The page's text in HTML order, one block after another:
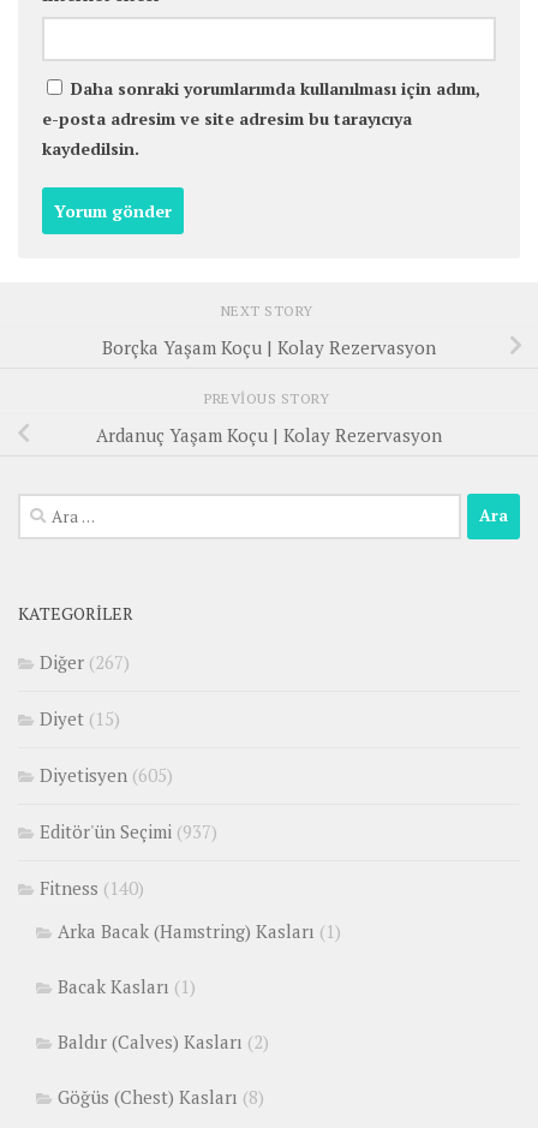
Daha sonraki yorumlarımda kullanılması için adım,
e-posta adresim ve site adresim bu tarayıcıya
kaydedilsin.
NEXT STORY
Borçka Yaşam Koçu | Kolay Rezervasyon
PREVIOUS STORY
Ardanuç Yaşam Koçu | Kolay Rezervasyon
Arama:
KATEGORILER
Diğer (267)
Diyet (15)
Diyetisyen (605)
Editör'ün Seçimi (937)
Fitness (140)
Arka Bacak (Hamstring) Kasları (1)
Bacak Kasları (1)
Baldır (Calves) Kasları (2)
Göğüs (Chest) Kasları (8)